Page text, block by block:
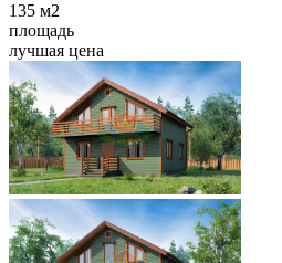
135 м2
площадь
лучшая цена